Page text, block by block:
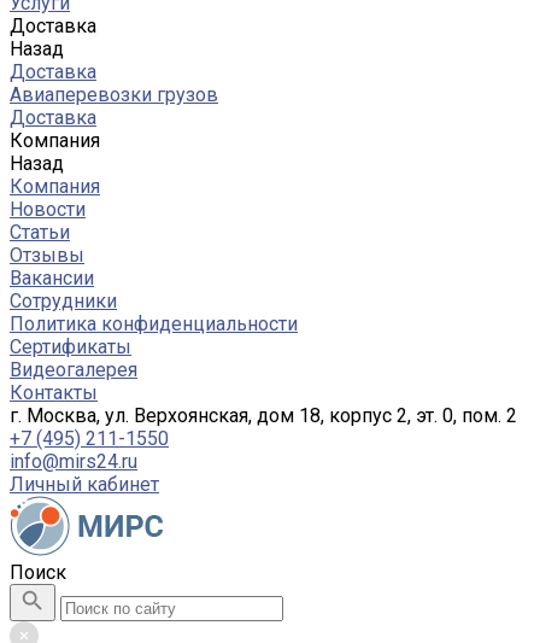
Доставка
Назад
Доставка
Авиаперевозки грузов
Доставка
Компания
Назад
Компания
Новости
Статьи
Отзывы
Вакансии
Сотрудники
Политика конфиденциальности
Сертификаты
Видеогалерея
Контакты
г. Москва, ул. Верхоянская, дом 18, корпус 2, эт. 0, пом. 2
+7 (495) 211-1550
info@mirs24.ru
Личный кабинет
Поиск